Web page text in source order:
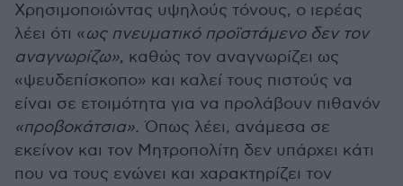
Χρησιμοποιώντας υψηλούς τόνους, ο ιερέας
λέει ότι «ως πνευματικό προϊστάμενο δεν τον
αναγνωρίζω», καθώς τον αναγνωρίζει ως
«ψευδεπίσκοπο» και καλεί τους πιστούς να
είναι σε ετοιμότητα για να προλάβουν πιθανόν
«προβοκάτσια». Όπως λέει, ανάμεσα σε
εκείνον και τον Μητροπολίτη δεν υπάρχει κάτι
που να τους ενώνει και χαρακτηρίζει τον